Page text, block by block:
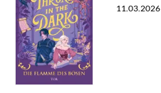
11.03.2026